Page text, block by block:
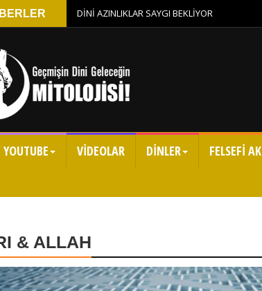
DİNİ AZINLIKLAR SAYGI BEKLİYOR
YOUTUBE VİDEOLAR DİNLER FELSEFİ
& ALLAH